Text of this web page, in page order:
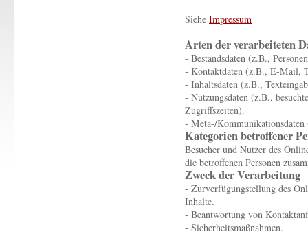
Siehe Impressum
Arten der verarbeiteten
- Bestandsdaten (z.B.,
- Kontaktdaten (z.B., E-Mail,
- Inhaltsdaten (z.B.,
- Nutzungsdaten (z.B.,
Zugriffszeiten).
- Meta-/
Kategorien betroffener
Besucher und Nutzer des
die betroffenen Personen
Zweck der Verarbeitung
- Zurverfügungstellung des
Inhalte.
- Beantwortung von
- Sicherheitsmaßnahmen.